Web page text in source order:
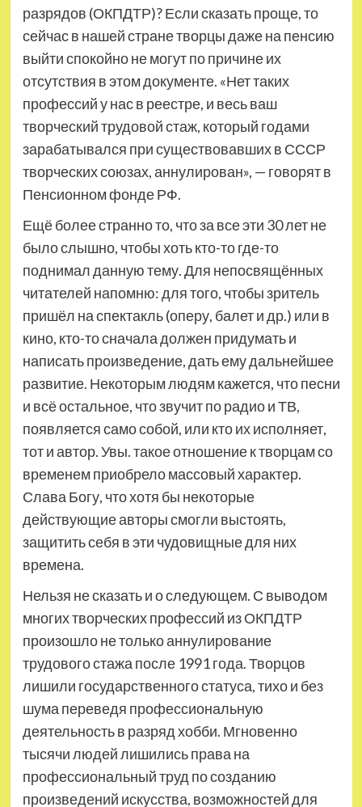
разрядов (ОКПДТР)? Если сказать проще, то
сейчас в нашей стране творцы даже на пенсию
выйти спокойно не могут по причине их
отсутствия в этом документе. «Нет таких
профессий у нас в реестре, и весь ваш
творческий трудовой стаж, который годами
зарабатывался при существовавших в СССР
творческих союзах, аннулирован», — говорят в
Пенсионном фонде РФ.
Ещё более странно то, что за все эти 30 лет не
было слышно, чтобы хоть кто-то где-то
поднимал данную тему. Для непосвящённых
читателей напомню: для того, чтобы зритель
пришёл на спектакль (оперу, балет и др.) или в
кино, кто-то сначала должен придумать и
написать произведение, дать ему дальнейшее
развитие. Некоторым людям кажется, что песни
и всё остальное, что звучит по радио и ТВ,
появляется само собой, или кто их исполняет,
тот и автор. Увы. такое отношение к творцам со
временем приобрело массовый характер.
Слава Богу, что хотя бы некоторые
действующие авторы смогли выстоять,
защитить себя в эти чудовищные для них
времена.
Нельзя не сказать и о следующем. С выводом
многих творческих профессий из ОКПДТР
произошло не только аннулирование
трудового стажа после 1991 года. Творцов
лишили государственного статуса, тихо и без
шума переведя профессиональную
деятельность в разряд хобби. Мгновенно
тысячи людей лишились права на
профессиональный труд по созданию
произведений искусства, возможностей для